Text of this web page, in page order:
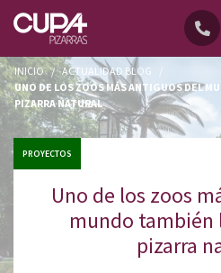
INICIO / ACTUALIDAD BLOG
/
UNO DE LOS ZOOS MÁS ANTIGUOS DEL
PIZARRA NATURAL
PROYECTOS
Uno de los zoos
mundo también
pizarra